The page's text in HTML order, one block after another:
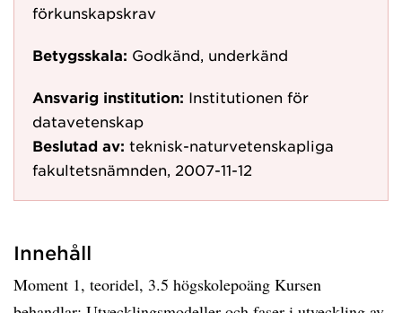
förkunskapskrav
Betygsskala: Godkänd, underkänd
Ansvarig institution: Institutionen för
datavetenskap
Beslutad av: teknisk-naturvetenskapliga
fakultetsnämnden, 2007-11-12
Innehåll
Moment 1, teoridel, 3.5 högskolepoäng Kursen